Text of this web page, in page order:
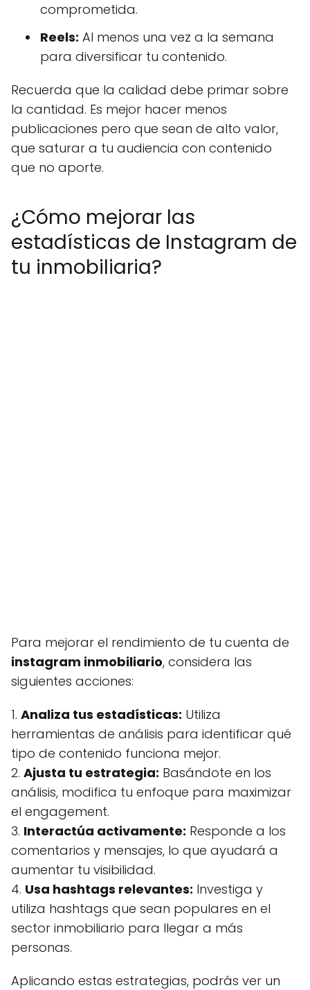
comprometida.
Reels: Al menos una vez a la semana
para diversificar tu contenido.
Recuerda que la calidad debe primar sobre
la cantidad. Es mejor hacer menos
publicaciones pero que sean de alto valor,
que saturar a tu audiencia con contenido
que no aporte.
¿Cómo mejorar las
estadísticas de Instagram de
tu inmobiliaria?
Para mejorar el rendimiento de tu cuenta de
instagram inmobiliario, considera las
siguientes acciones:
1. Analiza tus estadísticas: Utiliza
herramientas de análisis para identificar qué
tipo de contenido funciona mejor.
2. Ajusta tu estrategia: Basándote en los
análisis, modifica tu enfoque para maximizar
el engagement.
3. Interactúa activamente: Responde a los
comentarios y mensajes, lo que ayudará a
aumentar tu visibilidad.
4. Usa hashtags relevantes: Investiga y
utiliza hashtags que sean populares en el
sector inmobiliario para llegar a más
personas.
Aplicando estas estrategias, podrás ver un